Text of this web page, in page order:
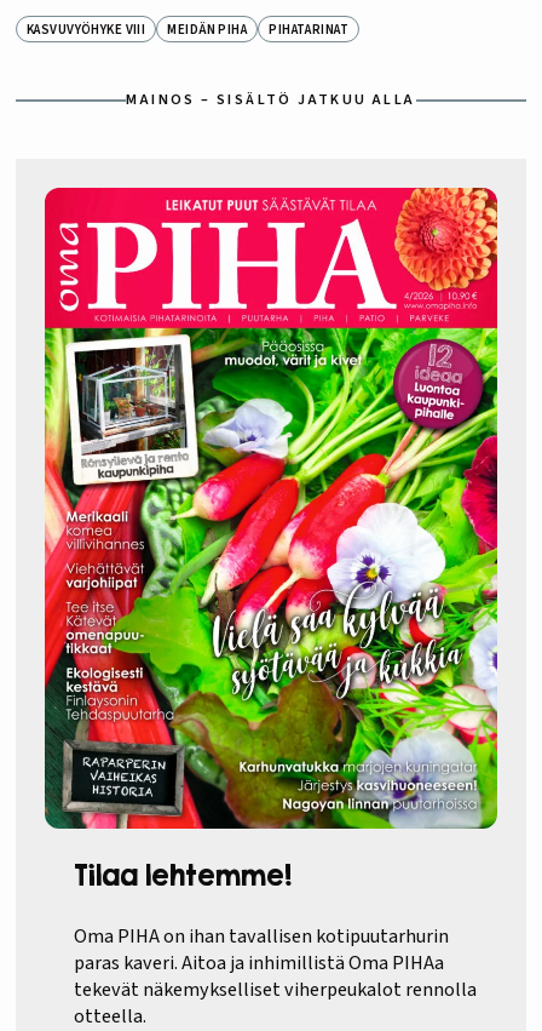
KASVUVYÖHYKE VIII MEIDÄN PIHA PIHATARINAT
MAINOS – SISÄLTÖ JATKUU ALLA
Tilaa lehtemme!
Oma PIHA on ihan tavallisen kotipuutarhurin
paras kaveri. Aitoa ja inhimillistä Oma PIHAa
tekevät näkemykselliset viherpeukalot rennolla
otteella.